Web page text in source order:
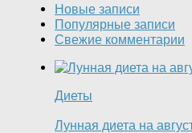
Новые записи
Популярные записи
Свежие комментарии
Диеты
Лунная диета на